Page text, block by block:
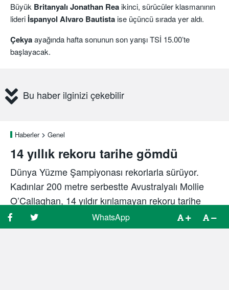
WhatsApp
WhatsApp
Büyük Britanyalı Jonathan Reaikinci, sürücüler klasmanının
lideri İspanyol Alvaro Bautistaise üçüncü sırada yer aldı.
Çekyaayağında hafta sonunun son yarışı TSİ 15.00’te
başlayacak.
WhatsApp
Bu haber ilginizi çekebilir
Haberler Genel
14 yıllık rekoru tarihe gömdü
Dünya Yüzme Şampiyonası rekorlarla sürüyor.
Kadınlar 200 metre serbestte Avustralyalı Mollie
O’Callaghan, 14 yıldır kırılamayan rekoru tarihe
gömdü.
WhatsApp